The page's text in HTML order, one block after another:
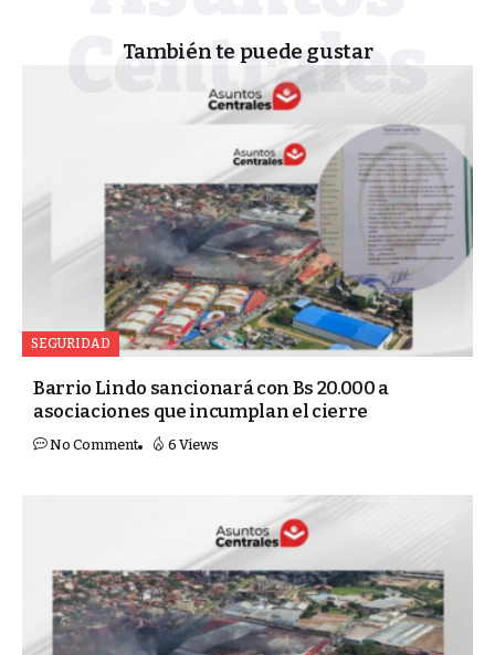
También te puede gustar
SEGURIDAD
Barrio Lindo sancionará con Bs 20.000 a
asociaciones que incumplan el cierre
No Comment 6 Views